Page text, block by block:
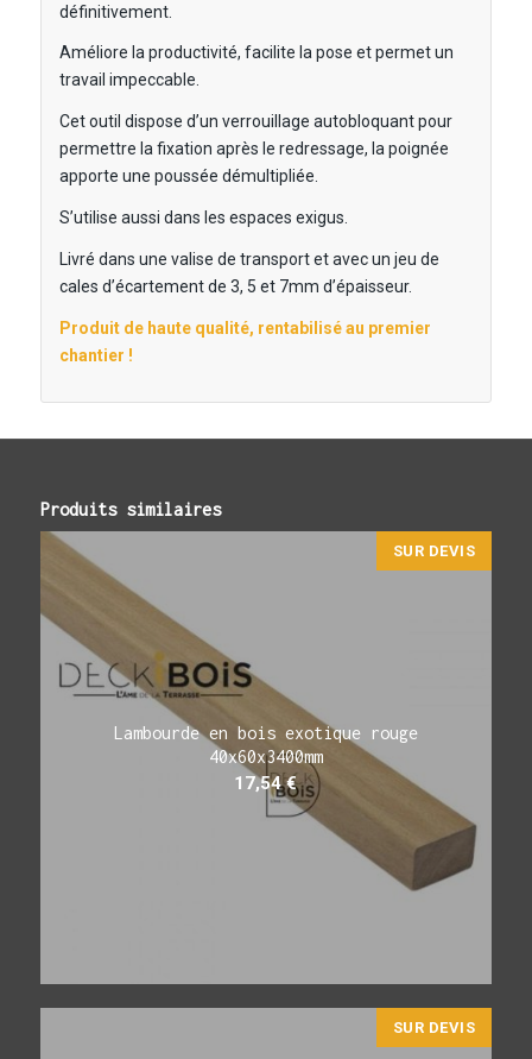
définitivement.
Améliore la productivité, facilite la pose et permet un
travail impeccable.
Cet outil dispose d’un verrouillage autobloquant pour
permettre la fixation après le redressage, la poignée
apporte une poussée démultipliée.
S’utilise aussi dans les espaces exigus.
Livré dans une valise de transport et avec un jeu de
cales d’écartement de 3, 5 et 7mm d’épaisseur.
Produit de haute qualité, rentabilisé au premier
chantier !
Produits similaires
SUR DEVIS
Lambourde en bois exotique rouge
40x60x3400mm
17,54€
SUR DEVIS